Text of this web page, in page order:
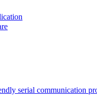
serial communication